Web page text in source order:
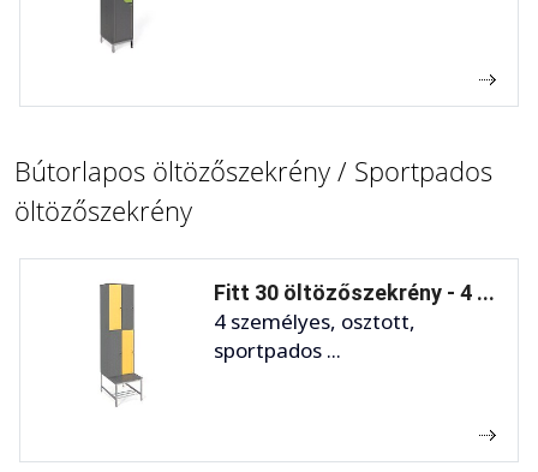
Bútorlapos öltözőszekrény / Sportpados
öltözőszekrény
Fitt 30 öltözőszekrény - 4 ...
4 személyes, osztott,
sportpados ...